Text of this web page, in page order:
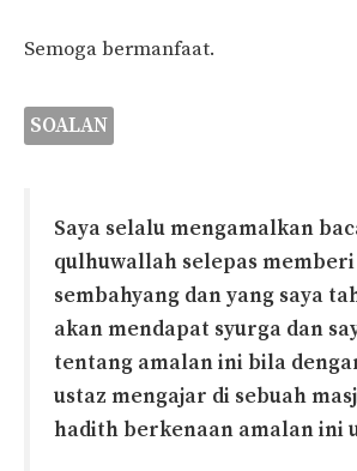
Semoga bermanfaat.
SOALAN
Saya selalu mengamalkan
qulhuwallah selepas
sembahyang dan yang saya
akan mendapat syurga dan
tentang amalan ini bila
ustaz mengajar di sebuah
hadith berkenaan amalan ini